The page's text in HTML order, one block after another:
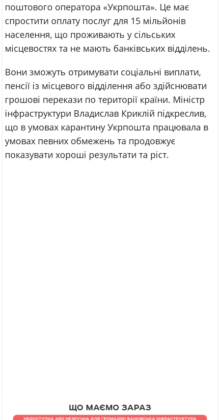
поштового оператора «Укрпошта». Це має
спростити оплату послуг для 15 мільйонів
населення, що проживають у сільських
місцевостях та не мають банківських відділень.
Вони зможуть отримувати соціальні виплати,
пенсії із місцевого відділення або здійснювати
грошові перекази по території країни. Міністр
інфраструктури Владислав Криклій підкреслив,
що в умовах карантину Укрпошта працювала в
умовах певних обмежень та продовжує
показувати хороші результати та ріст.